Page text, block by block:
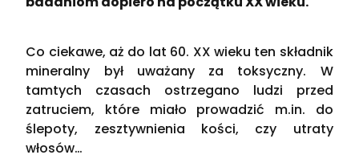
Co ciekawe, aż do lat 60. XX wieku ten składnik
mineralny był uważany za toksyczny. W
tamtych czasach ostrzegano ludzi przed
zatruciem, które miało prowadzić m.in. do
ślepoty, zesztywnienia kości, czy utraty
włosów…